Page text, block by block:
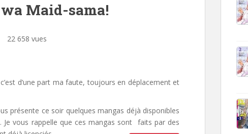
Maid-sama!
22 658 vues
d’une part ma faute, toujours en déplacement et
présente ce soir quelques mangas déjà disponibles
Je vous rappelle que ces mangas sont faits par des